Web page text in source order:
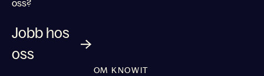
oss?
Jobb hos
oss
OM KNOWIT